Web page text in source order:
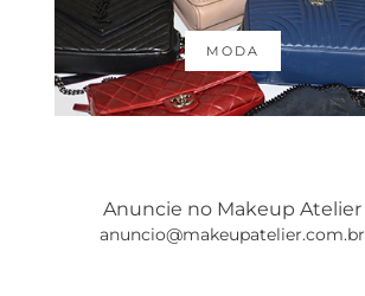
MODA
Anuncie no Makeup Atelier
anuncio@makeupatelier.com.br